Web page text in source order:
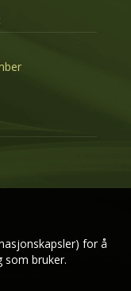
for å
som bruker.